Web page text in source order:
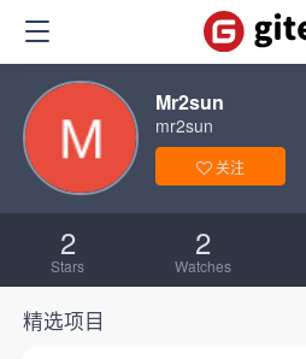
Mr2sun
mr2sun
关注
2
Stars
2
Watches
精选项目